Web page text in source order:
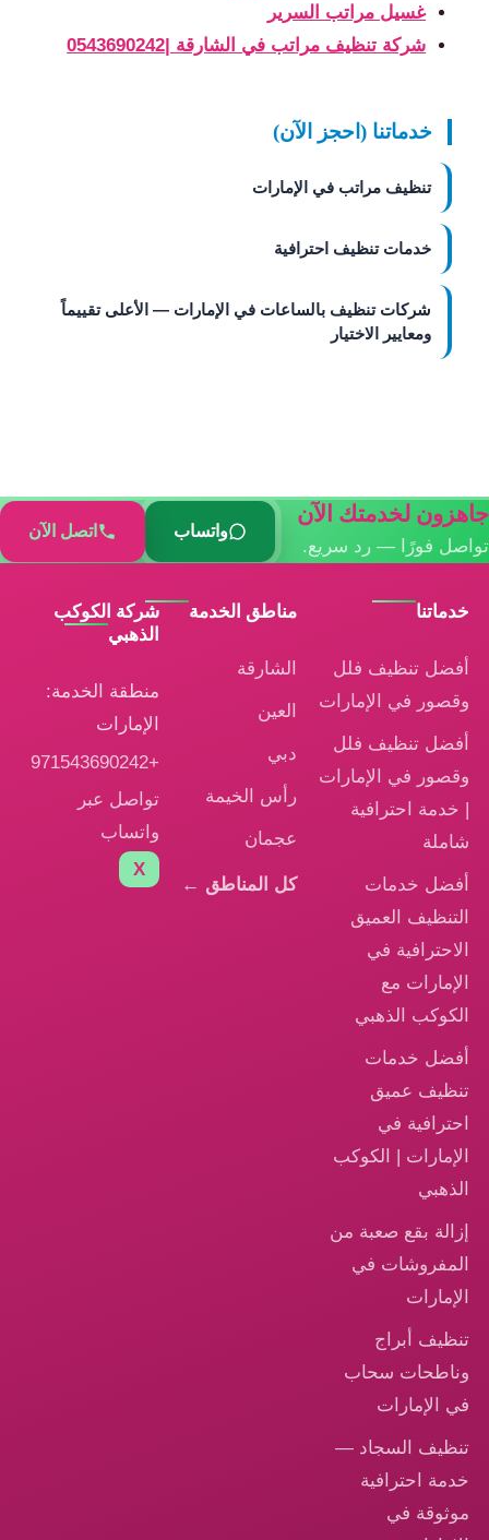
غسيل مراتب السرير
شركة تنظيف مراتب في الشارقة |0543690242
خدماتنا (احجز الآن)
تنظيف مراتب في الإمارات
خدمات تنظيف احترافية
شركات تنظيف بالساعات في الإمارات — الأعلى تقييماً
ومعايير الاختيار
جاهزون لخدمتك الآن
تواصل فورًا — رد سريع.
واتساب اتصل الآن
خدماتنا
أفضل تنظيف فلل
وقصور في الإمارات
أفضل تنظيف فلل
وقصور في الإمارات
| خدمة احترافية
شاملة
أفضل خدمات
التنظيف العميق
الاحترافية في
الإمارات مع
الكوكب الذهبي
أفضل خدمات
تنظيف عميق
احترافية في
الإمارات | الكوكب
الذهبي
إزالة بقع صعبة من
المفروشات في
الإمارات
تنظيف أبراج
وناطحات سحاب
في الإمارات
تنظيف السجاد —
خدمة احترافية
موثوقة في
مناطق الخدمة
الشارقة
العين
دبي
رأس الخيمة
عجمان
كل المناطق ←
شركة الكوكب
الذهبي
منطقة الخدمة:
الإمارات
+971543690242
تواصل عبر
واتساب
X